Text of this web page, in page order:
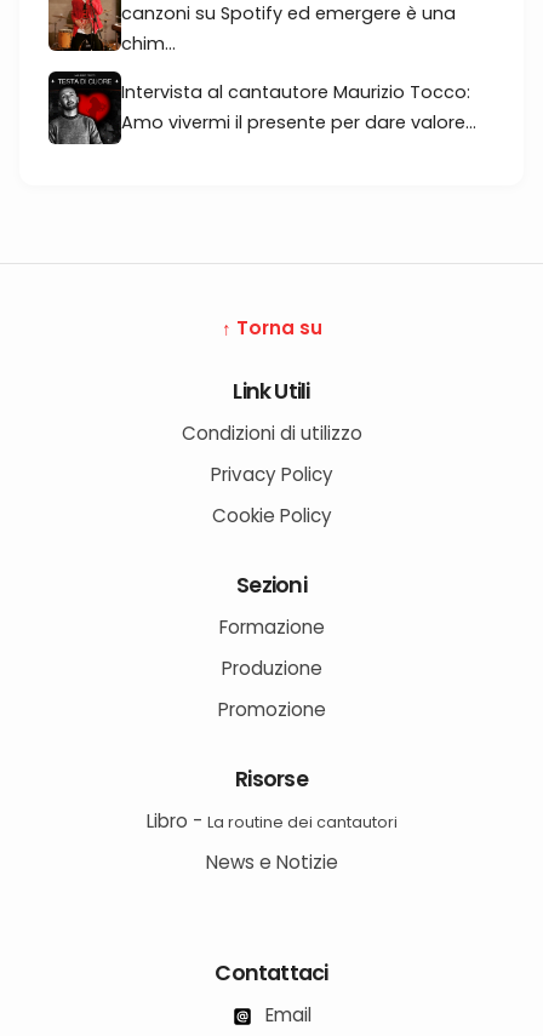
canzoni su Spotify ed emergere è una
chim...
Intervista al cantautore Maurizio Tocco:
Amo vivermi il presente per dare valore...
↑ Torna su
Link Utili
Condizioni di utilizzo
Privacy Policy
Cookie Policy
Sezioni
Formazione
Produzione
Promozione
Risorse
Libro - La routine dei cantautori
News e Notizie
Contattaci
Email